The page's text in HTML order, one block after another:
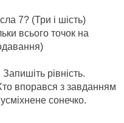
7? (Три і шість)
всього точок на
Запишіть рівність.
впорався з завданням
сонечко.